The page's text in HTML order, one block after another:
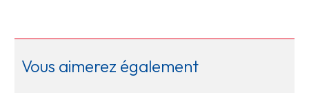
Vous aimerez également